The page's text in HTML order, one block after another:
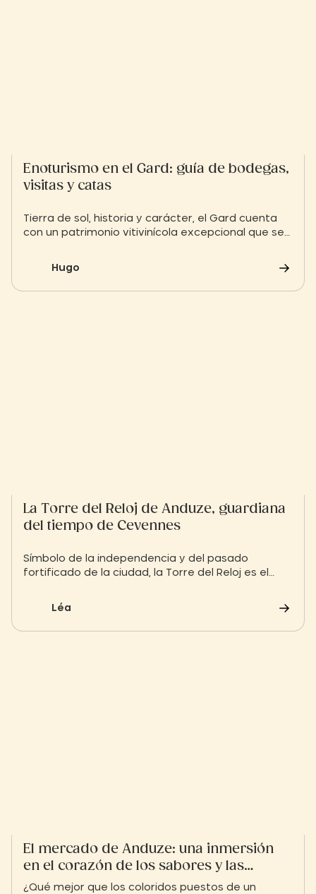
Enoturismo en el Gard: guía de bodegas,
visitas y catas
Tierra de sol, historia y carácter, el Gard cuenta
con un patrimonio vitivinícola excepcional que se
estancia en el Slow Village para descubrir
bodegas llenas de pasión, degustar vinos locales
Hugo
La Torre del Reloj de Anduze, guardiana
del tiempo de Cevennes
Símbolo de la independencia y del pasado
fortificado de la ciudad, la Torre del Reloj es el
minutos del Slow Village, esta torre cuadrada es
testimonio de la agitada historia de las Cevenas y
ofrece un magnífico punto de referencia visual en
Léa
El mercado de Anduze: una inmersión
en el corazón de los sabores y las
tradiciones de las Cevenas
¿Qué mejor que los coloridos puestos de un